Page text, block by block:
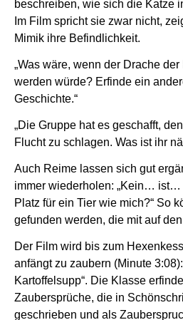
beschreiben, wie sich die Katze
Im Film spricht sie zwar nicht,
Mimik ihre Befindlichkeit.
„Was wäre, wenn der Drache
werden würde? Erfinde ein
Geschichte.“
„Die Gruppe hat es geschafft,
Flucht zu schlagen. Was ist ihr
Auch Reime lassen sich gut
immer wiederholen: „Kein… ist…
Platz für ein Tier wie mich?“ So
gefunden werden, die mit auf
Der Film wird bis zum
anfängt zu zaubern (Minute
Kartoffelsupp“. Die Klasse
Zaubersprüche, die in
geschrieben und als